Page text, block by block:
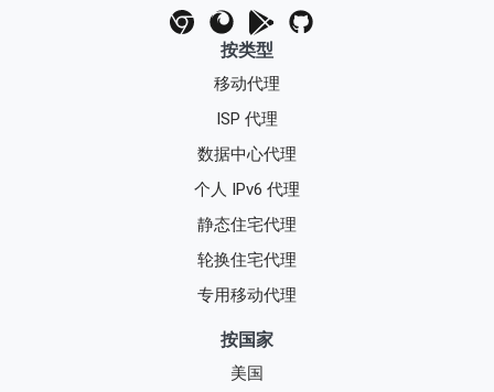
按类型
移动代理
ISP 代理
数据中心代理
个人 IPv6 代理
静态住宅代理
轮换住宅代理
专用移动代理
按国家
美国